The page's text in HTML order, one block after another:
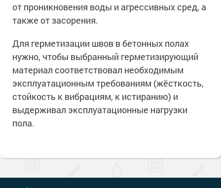
от проникновения воды и агрессивных сред, а
также от засорения.
Для герметизации швов в бетонных полах
нужно, чтобы выбранный герметизирующий
материал соответствовал необходимым
эксплуатационным требованиям (жёсткость,
стойкость к вибрациям, к истиранию) и
выдерживал эксплуатационные нагрузки
пола.